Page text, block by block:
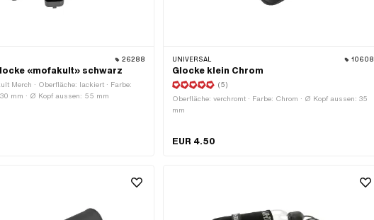
26288
«mofakult» schwarz
Merch · Oberfläche: lackiert · Farbe:
mm · Ø Kopf aussen: 55 mm
UNIVERSAL 10608
Glocke klein Chrom
(5)
Oberfläche: verchromt · Farbe: Chrom · Ø Kopf aussen: 35
mm
EUR 4.50